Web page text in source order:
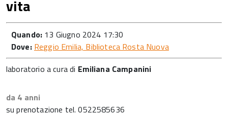
vita
Quando: 13 Giugno 2024 17:30
Dove: Reggio Emilia, Biblioteca Rosta Nuova
laboratorio a cura di Emiliana Campanini
da 4 anni
su prenotazione tel. 0522585636